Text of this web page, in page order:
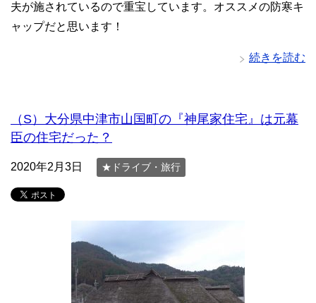
夫が施されているので重宝しています。オススメの防寒キ
ャップだと思います！
続きを読む
（S）大分県中津市山国町の『神尾家住宅』は元幕
臣の住宅だった？
2020年2月3日 ★ドライブ・旅行